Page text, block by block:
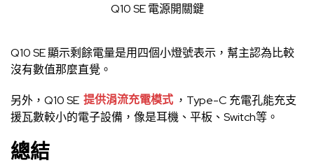
Q10 SE 電源開關鍵
Q10 SE 顯示剩餘電量是用四個小燈號表示，幫主認為比較
沒有數值那麼直覺。
另外，Q10 SE 提供涓流充電模式 ，Type-C 充電孔能充支
援瓦數較小的電子設備，像是耳機、平板、Switch等。
總結